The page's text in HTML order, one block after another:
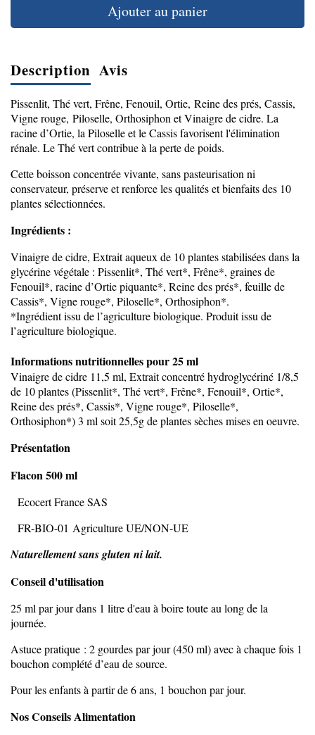
Ajouter au panier
Description Avis
Pissenlit, Thé vert, Frêne, Fenouil, Ortie, Reine des prés, Cassis,
Vigne rouge, Piloselle, Orthosiphon et Vinaigre de cidre. La
racine d’Ortie, la Piloselle et le Cassis favorisent l'élimination
rénale. Le Thé vert contribue à la perte de poids.
Cette boisson concentrée vivante, sans pasteurisation ni
conservateur, préserve et renforce les qualités et bienfaits des 10
plantes sélectionnées.
Ingrédients :
Vinaigre de cidre, Extrait aqueux de 10 plantes stabilisées dans la
glycérine végétale : Pissenlit*, Thé vert*, Frêne*, graines de
Fenouil*, racine d’Ortie piquante*, Reine des prés*, feuille de
Cassis*, Vigne rouge*, Piloselle*, Orthosiphon*.
*Ingrédient issu de l’agriculture biologique. Produit issu de
l’agriculture biologique.
Informations nutritionnelles pour 25 ml
Vinaigre de cidre 11,5 ml, Extrait concentré hydroglycériné 1/8,5
de 10 plantes (Pissenlit*, Thé vert*, Frêne*, Fenouil*, Ortie*,
Reine des prés*, Cassis*, Vigne rouge*, Piloselle*,
Orthosiphon*) 3 ml soit 25,5g de plantes sèches mises en oeuvre.
Présentation
Flacon 500 ml
Ecocert France SAS
FR-BIO-01 Agriculture UE/NON-UE
Naturellement sans gluten ni lait.
Conseil d'utilisation
25 ml par jour dans 1 litre d'eau à boire toute au long de la
journée.
Astuce pratique : 2 gourdes par jour (450 ml) avec à chaque fois 1
bouchon complété d’eau de source.
Pour les enfants à partir de 6 ans, 1 bouchon par jour.
Nos Conseils Alimentation